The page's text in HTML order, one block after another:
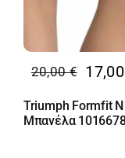
20,00€
Original
price
was:
17,00
Η
τρέχουσα
τιμή
Triumph Formfit N
Μπανέλα